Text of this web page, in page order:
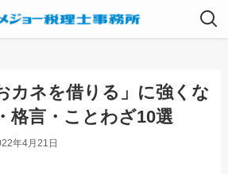
カネを借りる」に強くな
格言・ことわざ10選
年4月21日